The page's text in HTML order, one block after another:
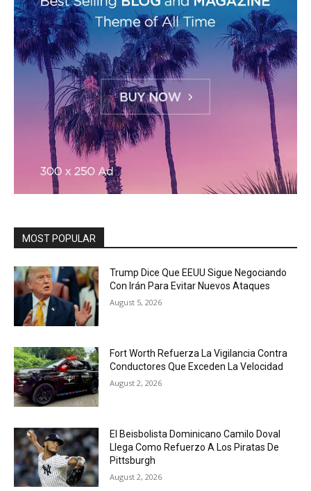
MOST POPULAR
Trump Dice Que EEUU Sigue Negociando
Con Irán Para Evitar Nuevos Ataques
August 5, 2026
Fort Worth Refuerza La Vigilancia Contra
Conductores Que Exceden La Velocidad
August 2, 2026
El Beisbolista Dominicano Camilo Doval
Llega Como Refuerzo A Los Piratas De
Pittsburgh
August 2, 2026